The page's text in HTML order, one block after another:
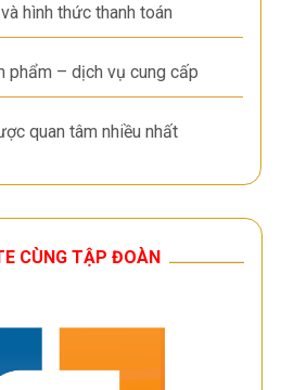
hình thức thanh toán
phẩm – dịch vụ cung cấp
quan tâm nhiều nhất
CÙNG TẬP ĐOÀN